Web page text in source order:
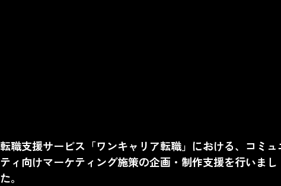
転職支援サービス「ワンキャリア転職」における、コミュ
ティ向けマーケティング施策の企画・制作支援を行いまし
た。